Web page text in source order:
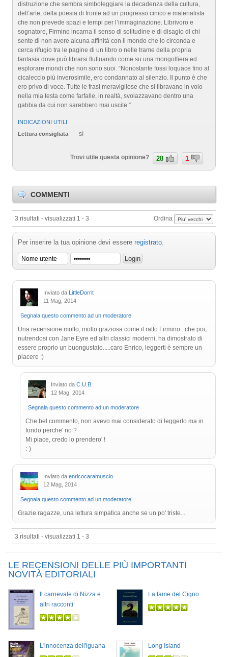
distruzione che sembra simboleggiare la decadenza della cultura,
dell’arte, della poesia di fronte ad un progresso cinico e materialista
che non prevede spazi e tempi per l’immaginazione. Librivoro e
sognatore, Firmino incarna il senso di solitudine e di disagio di chi
sente di non avere alcuna affinità con il mondo che lo circonda e
cerca rifugio tra le pagine di un libro o nelle trame della propria
fantasia dove può librarsi fluttuando come su una mongolfiera ed
esplorare mondi che non sono suoi. “Nonostante fossi loquace fino al
cicaleccio più inverosimile, ero condannato al silenzio. Il punto è che
ero privo di voce. Tutte le frasi meravigliose che si libravano in volo
nella mia testa come farfalle, in realtà, svolazzavano dentro una
gabbia da cui non sarebbero mai uscite.”
INDICAZIONI UTILI
Lettura consigliata
sì
Trovi utile questa opinione? 28 1
COMMENTI
3 risultati - visualizzati 1 - 3 Ordina
Per inserire la tua opinione devi essere registrato.
Inviato da
LittleDorrit
11 Mag, 2014
Segnala questo commento ad un moderatore
Una recensione molto, molto graziosa come il ratto Firmino...che poi,
nutrendosi con Jane Eyre ed altri classici moderni, ha dimostrato di
essere proprio un buongustaio.....caro Enrico, leggerti è sempre un
piacere :)
Inviato da C.U.B.
12 Mag, 2014
Segnala questo commento ad un moderatore
Che bel commento, non avevo mai considerato di leggerlo ma in
fondo perche' no ?
Mi piace, credo lo prendero' !
:-)
Inviato da enricocaramuscio
12 Mag, 2014
Segnala questo commento ad un moderatore
Grazie ragazze, una lettura simpatica anche se un po' triste...
3 risultati - visualizzati 1 - 3
LE RECENSIONI DELLE PIÙ IMPORTANTI
NOVITÀ EDITORIALI
Il carnevale di Nizza e
altri racconti
La fame del Cigno
L'innocenza dell'iguana Long Island